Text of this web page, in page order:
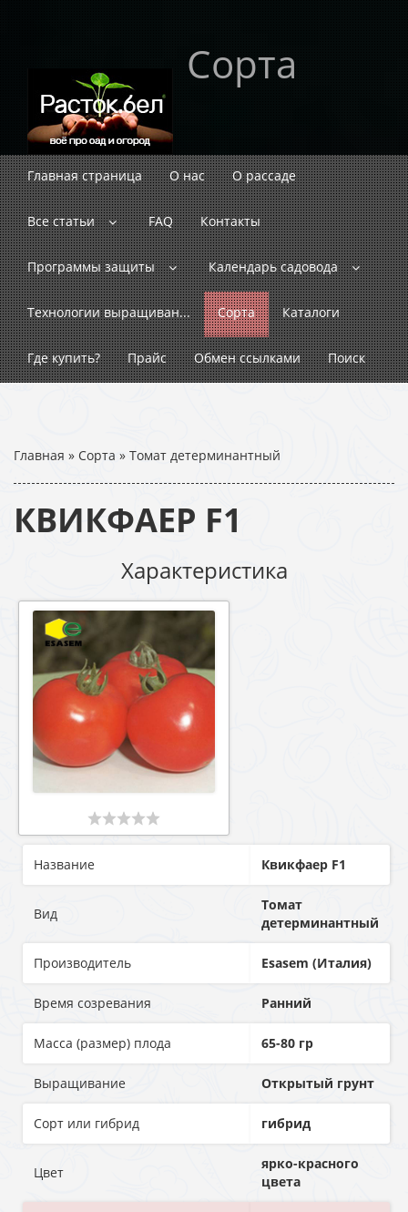
Сорта
Главная страница О нас О рассаде
Все статьи FAQ Контакты
Программы защиты Календарь садовода
Технологии выращиван... Сорта Каталоги
Где купить? Прайс Обмен ссылками Поиск
Главная » Сорта » Томат детерминантный
КВИКФАЕР F1
Характеристика
Название Квикфаер F1
Вид
Томат
детерминантный
Производитель Esasem (Италия)
Время созревания Ранний
Масса (размер) плода 65-80 гр
Выращивание Открытый грунт
Сорт или гибрид гибрид
Цвет
ярко-красного
цвета